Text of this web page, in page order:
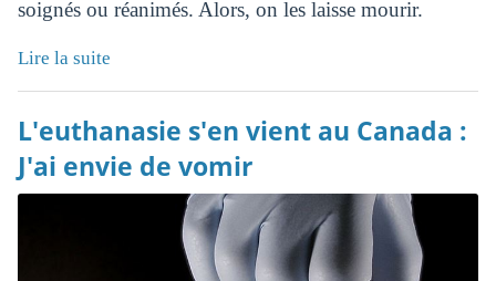
soignés ou réanimés. Alors, on les laisse mourir.
Lire la suite
L'euthanasie s'en vient au Canada :
J'ai envie de vomir